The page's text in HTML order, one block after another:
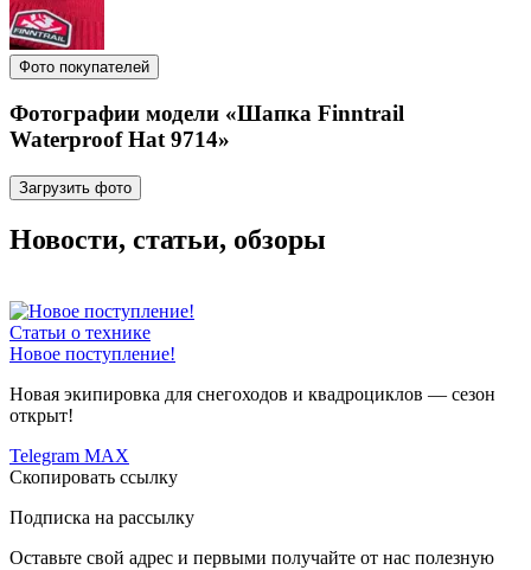
Фото покупателей
Фотографии модели «Шапка Finntrail
Waterproof Hat 9714»
Загрузить фото
Новости, статьи, обзоры
Статьи о технике
Новое поступление!
Новая экипировка для снегоходов и квадроциклов — сезон
открыт!
Telegram MAX
Скопировать ссылку
Подписка на рассылку
Оставьте свой адрес и первыми получайте от нас полезную